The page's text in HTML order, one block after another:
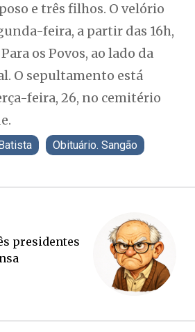
e três filhos. O velório
feira, a partir das 16h,
os Povos, ao lado da
O sepultamento está
feira, 26, no cemitério
Obituário. Sangão
corre mais rápido que a
Mas quem paga a